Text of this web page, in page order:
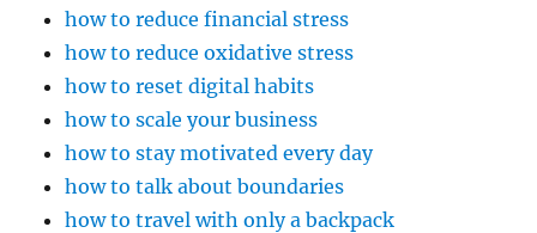
how to reduce financial stress
how to reduce oxidative stress
how to reset digital habits
how to scale your business
how to stay motivated every day
how to talk about boundaries
how to travel with only a backpack